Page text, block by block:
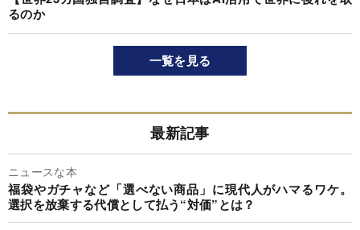
るのか
一覧を見る
最新記事
ニュースな本
福袋やガチャなど「選べない商品」に現代人がハマるワケ。
選択を放棄する代償として払う“対価”とは？